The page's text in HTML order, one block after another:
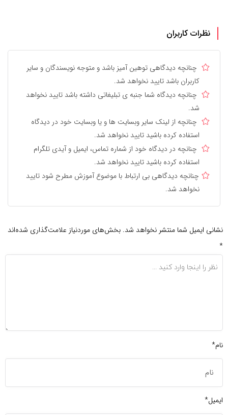
نظرات کاربران
چنانچه دیدگاهی توهین آمیز باشد و متوجه نویسندگان و سایر
کاربران باشد تایید نخواهد شد.
چنانچه دیدگاه شما جنبه ی تبلیغاتی داشته باشد تایید نخواهد
شد.
چنانچه از لینک سایر وبسایت ها و یا وبسایت خود در دیدگاه
استفاده کرده باشید تایید نخواهد شد.
چنانچه در دیدگاه خود از شماره تماس، ایمیل و آیدی تلگرام
استفاده کرده باشید تایید نخواهد شد.
چنانچه دیدگاهی بی ارتباط با موضوع آموزش مطرح شود تایید
نخواهد شد.
نشانی ایمیل شما منتشر نخواهد شد. بخش‌های موردنیاز علامت‌گذاری شده‌اند
*
نام*
ایمیل*